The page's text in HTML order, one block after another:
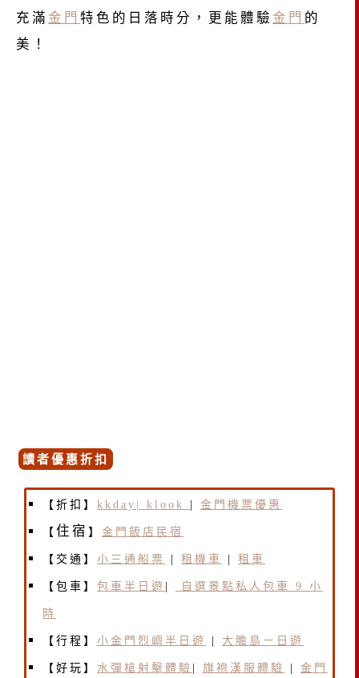
充滿 金門 特色的日落時分，更能體驗 金門 的
美！
讀者優惠折扣
【折扣】 kkday| klook 金門機票優惠
【 住宿 】 金門飯店民宿
【交通】 小三通船票 租機車 租車
【包車】 包車半日遊 自選景點私人包車 9 小
時
【行程】 小金門烈嶼半日遊 大膽島ㄧ日遊
【好玩】 水彈槍射擊體驗 旗袍漢服體驗 金門